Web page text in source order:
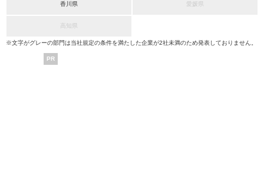
香川県 愛媛県
高知県
※文字がグレーの部門は当社規定の条件を満たした企業が2社未満のため発表しておりません。
PR